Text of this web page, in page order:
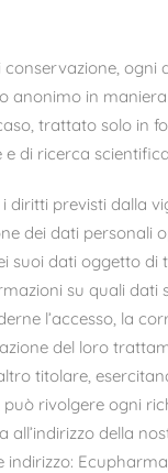
conservazione, ogni
anonimo in
trattato solo in
di ricerca
diritti previsti dalla
dei dati personali
suoi dati oggetto
su quali dati
l’accesso, la
del loro
titolare,
rivolgere ogni
all’indirizzo della
Ecupharma